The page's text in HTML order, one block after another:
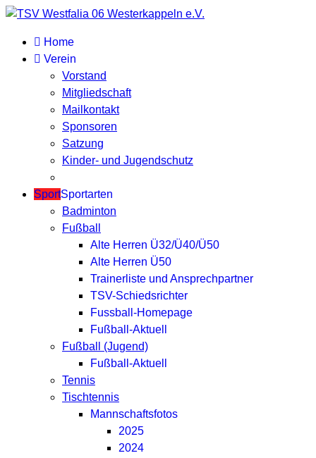
Home
Verein
Vorstand
Mitgliedschaft
Mailkontakt
Sponsoren
Satzung
Kinder- und Jugendschutz
SportSportarten
Badminton
Fußball
Alte Herren Ü32/Ü40/Ü50
Alte Herren Ü50
Trainerliste und Ansprechpartner
TSV-Schiedsrichter
Fussball-Homepage
Fußball-Aktuell
Fußball (Jugend)
Fußball-Aktuell
Tennis
Tischtennis
Mannschaftsfotos
2025
2024